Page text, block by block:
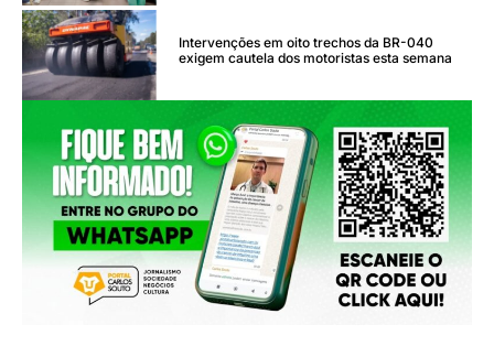
Intervenções em oito trechos da BR-040
exigem cautela dos motoristas esta semana